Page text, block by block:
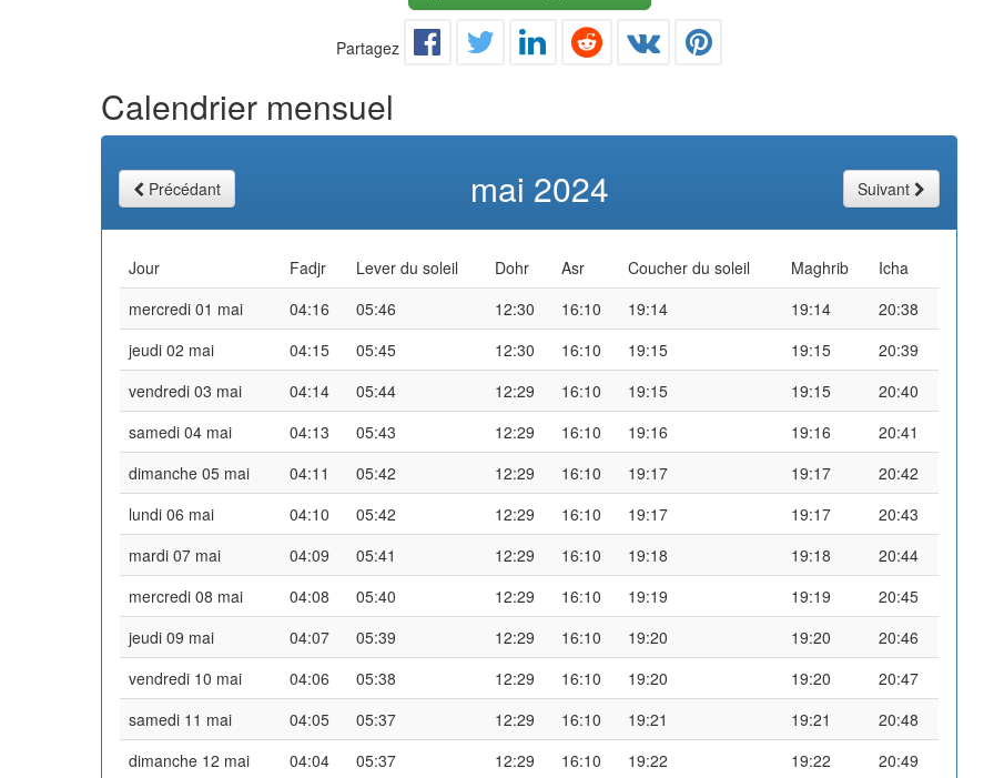
Partagez
Calendrier mensuel
Précédant mai 2024 Suivant
Jour Fadjr Lever du soleil Dohr Asr Coucher du soleil Maghrib
Icha
mercredi 01 mai
04:16 05:46 12:30 16:10 19:14 19:14
20:38
jeudi 02 mai
04:15 05:45 12:30 16:10 19:15 19:15
20:39
vendredi 03 mai
04:14 05:44 12:29 16:10 19:15 19:15
20:40
samedi 04 mai
04:13 05:43 12:29 16:10 19:16 19:16
20:41
dimanche 05 mai
04:11 05:42 12:29 16:10 19:17 19:17
20:42
lundi 06 mai
04:10 05:42 12:29 16:10 19:17 19:17
20:43
mardi 07 mai
04:09 05:41 12:29 16:10 19:18 19:18
20:44
mercredi 08 mai
04:08 05:40 12:29 16:10 19:19 19:19
20:45
jeudi 09 mai
04:07 05:39 12:29 16:10 19:20 19:20
20:46
vendredi 10 mai
04:06 05:38 12:29 16:10 19:20 19:20
20:47
samedi 11 mai
04:05 05:37 12:29 16:10 19:21 19:21
20:48
dimanche 12 mai
04:04 05:37 12:29 16:10 19:22 19:22
20:49